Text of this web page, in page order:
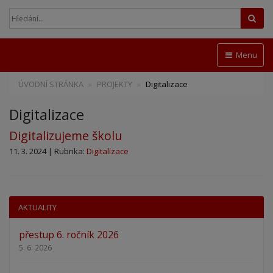
Menu
ÚVODNÍ STRÁNKA PROJEKTY Digitalizace
Digitalizace
Digitalizujeme školu
11. 3. 2024 | Rubrika: Digitalizace
AKTUALITY
přestup 6. ročník 2026
5. 6. 2026